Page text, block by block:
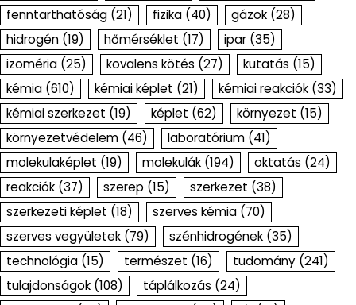
fenntarthatóság (21) fizika (40) gázok (28)
hidrogén (19) hőmérséklet (17) ipar (35)
izoméria (25) kovalens kötés (27) kutatás (15)
kémia (610) kémiai képlet (21) kémiai reakciók (33)
kémiai szerkezet (19) képlet (62) környezet (15)
környezetvédelem (46) laboratórium (41)
molekulaképlet (19) molekulák (194) oktatás (24)
reakciók (37) szerep (15) szerkezet (38)
szerkezeti képlet (18) szerves kémia (70)
szerves vegyületek (79) szénhidrogének (35)
technológia (15) természet (16) tudomány (241)
tulajdonságok (108) táplálkozás (24)